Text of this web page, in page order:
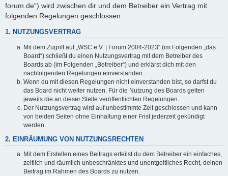
forum.de“) wird zwischen dir und dem Betreiber ein Vertrag mit
folgenden Regelungen geschlossen:
1. NUTZUNGSVERTRAG
Mit dem Zugriff auf „WSC e.V. | Forum 2004-2023“ (im Folgenden „das
Board“) schließt du einen Nutzungsvertrag mit dem Betreiber des
Boards ab (im Folgenden „Betreiber“) und erklärst dich mit den
nachfolgenden Regelungen einverstanden.
Wenn du mit diesen Regelungen nicht einverstanden bist, so darfst du
das Board nicht weiter nutzen. Für die Nutzung des Boards gelten
jeweils die an dieser Stelle veröffentlichten Regelungen.
Der Nutzungsvertrag wird auf unbestimmte Zeit geschlossen und kann
von beiden Seiten ohne Einhaltung einer Frist jederzeit gekündigt
werden.
2. EINRÄUMUNG VON NUTZUNGSRECHTEN
Mit dem Erstellen eines Beitrags erteilst du dem Betreiber ein einfaches,
zeitlich und räumlich unbeschränktes und unentgeltliches Recht, deinen
Beitrag im Rahmen des Boards zu nutzen.